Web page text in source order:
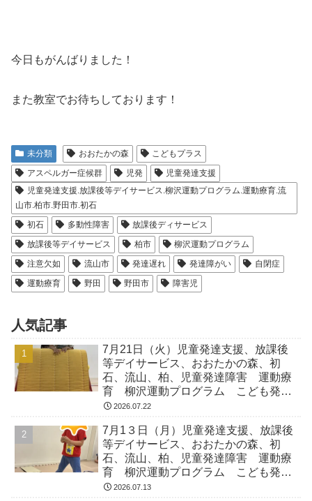
今日もがんばりました！
また教室でお待ちしております！
未分類 おおたかの森
こどもプラス
アスペルガー症候群
児発
児童発達支援
児童発達支援.放課後等デイサービス.柳沢運動プログラム.運動療育.流
山市.柏市.野田市.初石
初石
多動性障害
放課後ディサービス
放課後等デイサービス
柏市
柳沢運動プログラム
注意欠如
流山市 発達遅れ 発達障がい
自閉症
運動療育
野田 野田市 障害児
人気記事
7月21日（火）児童発達支援、放課後
等デイサービス、おおたかの森、初
石、流山、柏、児童発達障害 運動療
育 柳沢運動プログラム こども発達
気になる 発達障害 放デイ 自閉
2026.07.22
7月1３日（月）児童発達支援、放課後
等デイサービス、おおたかの森、初
石、流山、柏、児童発達障害 運動療
育 柳沢運動プログラム こども発達
気になる 発達障害 放デイ 自閉
2026.07.13